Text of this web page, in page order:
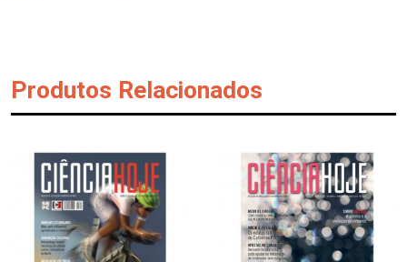
LIXO:
AMBIENTES
COSTEIROS
MARINHOS
AMEAÇA
Digital
Produtos Relacionados